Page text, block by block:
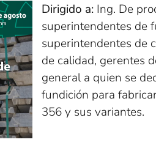
Dirigido a: Ing. De
superintendentes de
superintendentes de
de calidad, gerentes
general a quien se
fundición para
356 y sus variantes.